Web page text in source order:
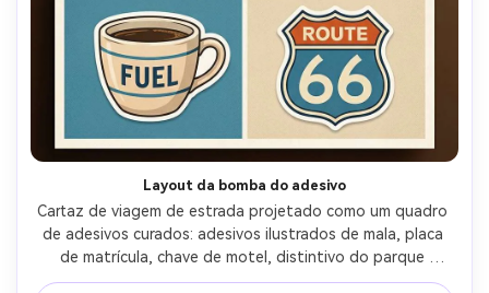
Layout da bomba do adesivo
Cartaz de viagem de estrada projetado como um quadro
de adesivos curados: adesivos ilustrados de mala, placa
de matrícula, chave de motel, distintivo do parque
nacional, xícara de café, escudo de rota, dispostos em